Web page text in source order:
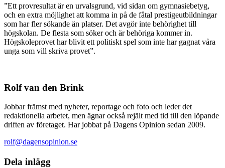
”Ett provresultat är en urvalsgrund, vid sidan om gymnasiebetyg,
och en extra möjlighet att komma in på de fåtal prestigeutbildningar
som har fler sökande än platser. Det avgör inte behörighet till
högskolan. De flesta som söker och är behöriga kommer in.
Högskoleprovet har blivit ett politiskt spel som inte har gagnat våra
unga som vill skriva provet”.
Rolf van den Brink
Jobbar främst med nyheter, reportage och foto och leder det
redaktionella arbetet, men ägnar också rejält med tid till den löpande
driften av företaget. Har jobbat på Dagens Opinion sedan 2009.
rolf@dagensopinion.se
Dela inlägg